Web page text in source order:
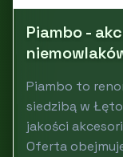
Piambo -
Piambo to
siedzibą w
jakości
Oferta